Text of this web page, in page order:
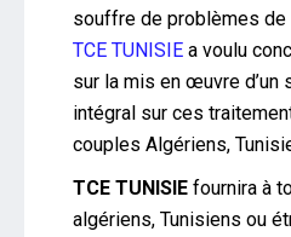
souffre de problèmes
TCE TUNISIE a voulu
sur la mis en œuvre d’un
intégral sur ces
couples Algériens,
TCE TUNISIE fournira à
algériens, Tunisiens ou